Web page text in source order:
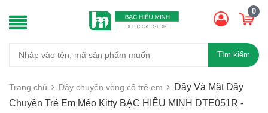
0
Tìm kiếm
Trang chủ Dây chuyền vòng cổ trẻ em
Dây Và Mặt Dây
Chuyền Trẻ Em Mèo Kitty BẠC HIỂU MINH DTE051R -